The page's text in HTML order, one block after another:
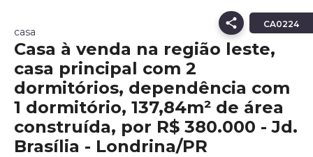
CA0224
casa
Casa à venda na região leste,
casa principal com 2
dormitórios, dependência com
1 dormitório, 137,84m² de área
construída, por R$ 380.000 - Jd.
Brasília - Londrina/PR